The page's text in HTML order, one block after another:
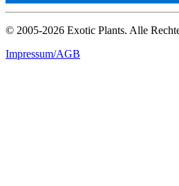
© 2005-2026 Exotic Plants. Alle
Impressum/AGB